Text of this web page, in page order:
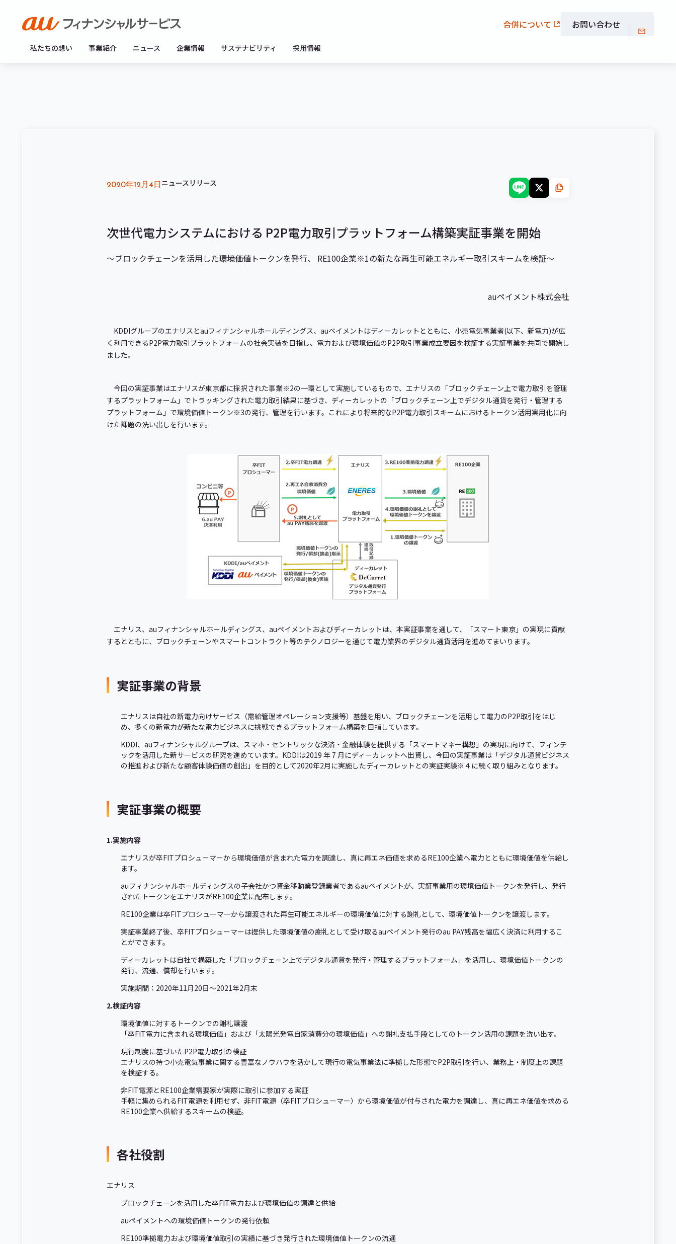
私たちの想い 事業紹介 ニュース 企業情報 サステナビリティ 採用情報
合併について お問い合わせ
2020年12月4日 ニュースリリース
次世代電力システムにおける P2P電力取引プラットフォーム構築実証事業を開始
～ブロックチェーンを活用した環境価値トークンを発行、 RE100企業※1の新たな再生可能エネルギー取引スキームを検証～
auペイメント株式会社
KDDIグループのエナリスとauフィナンシャルホールディングス、auペイメントはディーカレットとともに、小売電気事業者(以下、新電力)が広
く利用できるP2P電力取引プラットフォームの社会実装を目指し、電力および環境価値のP2P取引事業成立要因を検証する実証事業を共同で開始し
ました。
今回の実証事業はエナリスが東京都に採択された事業※2の一環として実施しているもので、エナリスの「ブロックチェーン上で電力取引を管理
するプラットフォーム」でトラッキングされた電力取引結果に基づき、ディーカレットの「ブロックチェーン上でデジタル通貨を発行・管理する
プラットフォーム」で環境価値トークン※3の発行、管理を行います。これにより将来的なP2P電力取引スキームにおけるトークン活用実用化に向
けた課題の洗い出しを行います。
エナリス、auフィナンシャルホールディングス、auペイメントおよびディーカレットは、本実証事業を通して、「スマート東京」の実現に貢献
するとともに、ブロックチェーンやスマートコントラクト等のテクノロジーを通じて電力業界のデジタル通貨活用を進めてまいります。
実証事業の背景
エナリスは自社の新電力向けサービス（需給管理オペレーション支援等）基盤を用い、ブロックチェーンを活用して電力のP2P取引をはじ
め、多くの新電力が新たな電力ビジネスに挑戦できるプラットフォーム構築を目指しています。
KDDI、auフィナンシャルグループは、スマホ・セントリックな決済・金融体験を提供する「スマートマネー構想」の実現に向けて、フィンテ
ックを活用した新サービスの研究を進めています。KDDIは2019 年 7 月にディーカレットへ出資し、今回の実証事業は「デジタル通貨ビジネス
の推進および新たな顧客体験価値の創出」を目的として2020年2月に実施したディーカレットとの実証実験※４に続く取り組みとなります。
実証事業の概要
1.実施内容
エナリスが卒FITプロシューマーから環境価値が含まれた電力を調達し、真に再エネ価値を求めるRE100企業へ電力とともに環境価値を供給し
ます。
auフィナンシャルホールディングスの子会社かつ資金移動業登録業者であるauペイメントが、実証事業用の環境価値トークンを発行し、発行
されたトークンをエナリスがRE100企業に配布します。
RE100企業は卒FITプロシューマーから譲渡された再生可能エネルギーの環境価値に対する謝礼として、環境価値トークンを譲渡します。
実証事業終了後、卒FITプロシューマーは提供した環境価値の謝礼として受け取るauペイメント発行のau PAY残高を幅広く決済に利用するこ
とができます。
ディーカレットは自社で構築した「ブロックチェーン上でデジタル通貨を発行・管理するプラットフォーム」を活用し、環境価値トークンの
発行、流通、償却を行います。
実施期間：2020年11月20日～2021年2月末
2.検証内容
環境価値に対するトークンでの謝礼譲渡
「卒FIT電力に含まれる環境価値」および「太陽光発電自家消費分の環境価値」への謝礼支払手段としてのトークン活用の課題を洗い出す。
現行制度に基づいたP2P電力取引の検証
エナリスの持つ小売電気事業に関する豊富なノウハウを活かして現行の電気事業法に準拠した形態でP2P取引を行い、業務上・制度上の課題
を検証する。
非FIT電源とRE100企業需要家が実際に取引に参加する実証
手軽に集められるFIT電源を利用せず、非FIT電源（卒FITプロシューマー）から環境価値が付与された電力を調達し、真に再エネ価値を求める
RE100企業へ供給するスキームの検証。
各社役割
エナリス
ブロックチェーンを活用した卒FIT電力および環境価値の調達と供給
auペイメントへの環境価値トークンの発行依頼
RE100準拠電力および環境価値取引の実績に基づき発行された環境価値トークンの流通